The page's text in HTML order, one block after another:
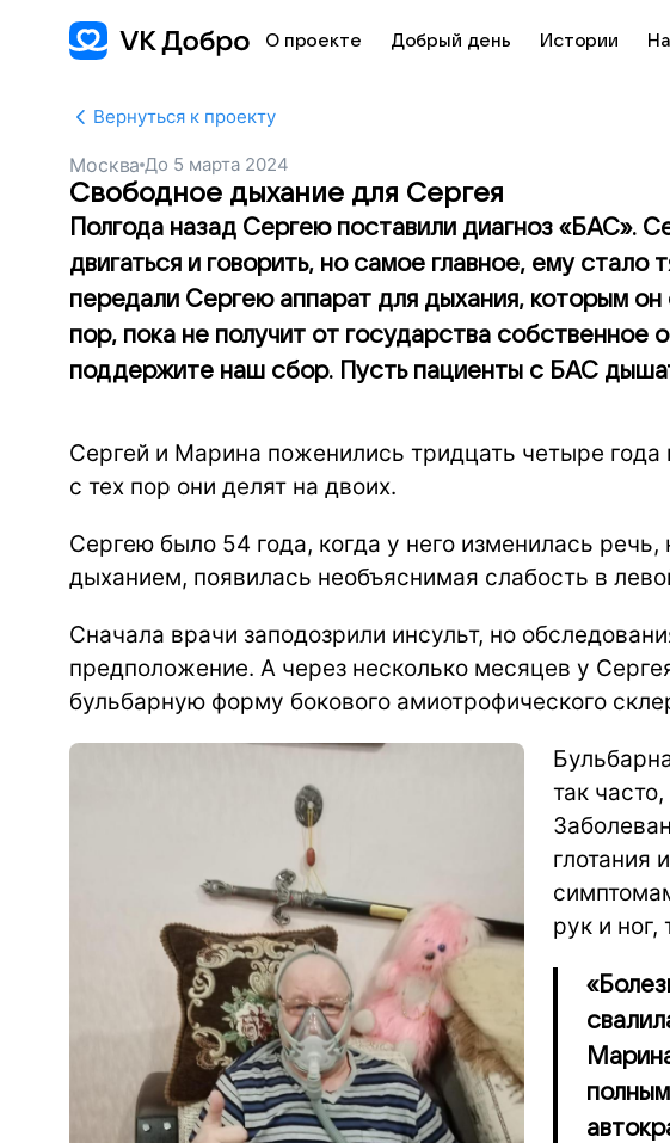
О проекте Добрый день Истории
Вернуться к проекту
Москва До 5 марта 2024
Свободное дыхание для Сергея
Полгода назад Сергею поставили диагноз «БАС».
двигаться и говорить, но самое главное, ему
передали Сергею аппарат для дыхания, которым он
пор, пока не получит от государства собственное
поддержите наш сбор. Пусть пациенты с БАС
Сергей и Марина поженились тридцать четыре года
с тех пор они делят на двоих.
Сергею было 54 года, когда у него изменилась
дыханием, появилась необъяснимая слабость в
Сначала врачи заподозрили инсульт, но
предположение. А через несколько месяцев у
бульбарную форму бокового амиотрофического
так
глотания
рук и